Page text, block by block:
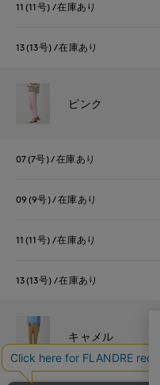
11(11号) 在庫あり
13(13号) 在庫あり
ピンク
07(7号) 在庫あり
09(9号) 在庫あり
11(11号) 在庫あり
13(13号) 在庫あり
キャメル